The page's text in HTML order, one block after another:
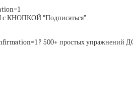
КНОПКОЙ “Подписаться”
? 500+ простых упражнений